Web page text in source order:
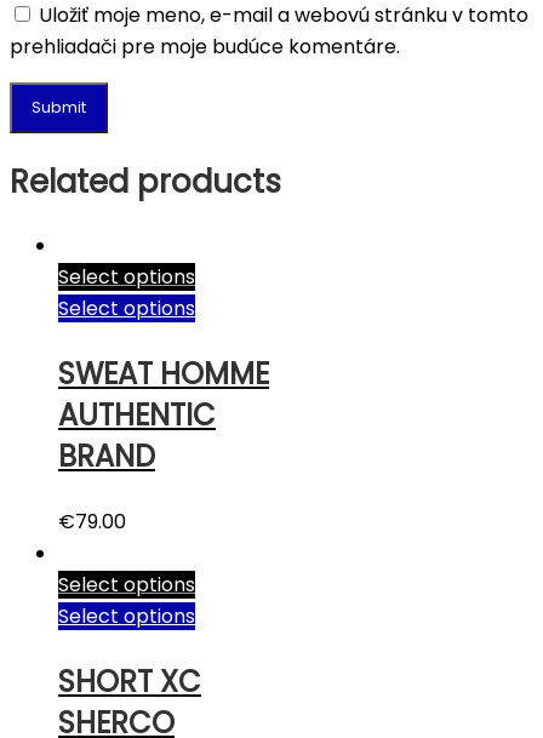
Uložiť moje meno, e-mail a webovú stránku v tomto
prehliadači pre moje budúce komentáre.
Related products
Select options
Select options
SWEAT HOMME
AUTHENTIC
BRAND
€79.00
Select options
Select options
SHORT XC
SHERCO